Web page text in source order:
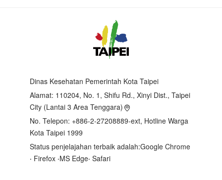
Dinas Kesehatan Pemerintah Kota Taipei
Alamat: 110204, No. 1, Shifu Rd., Xinyi Dist., Taipei
City (Lantai 3 Area Tenggara)
No. Telepon: +886-2-27208889-ext, Hotline Warga
Kota Taipei 1999
Status penjelajahan terbaik adalah:Google Chrome
‧ Firefox ‧MS Edge‧ Safari